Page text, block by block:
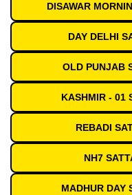
DISAWAR
DAY DELHI
OLD PUNJAB
KASHMIR - 01
REBADI
NH7
MADHUR DAY